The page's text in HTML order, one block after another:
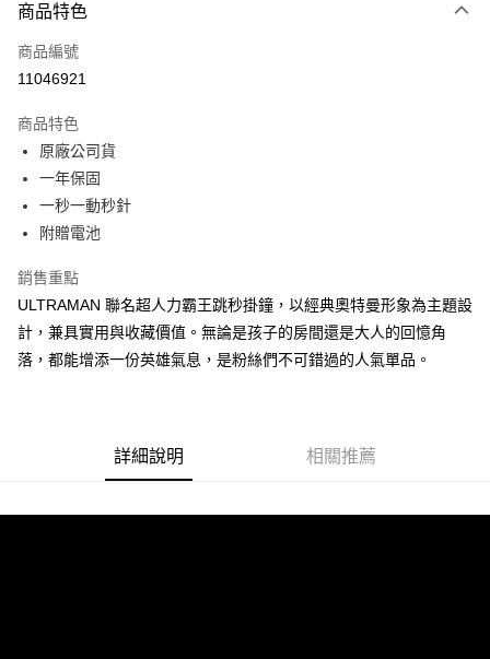
信用卡一次付款
LINE Pay
街口支付
悠遊付
Google Pay
ATM付款
宅配
商品特色
商品編號
11046921
商品特色
原廠公司貨
一年保固
一秒一動秒針
附贈電池
銷售重點
ULTRAMAN 聯名超人力霸王跳秒掛鐘，以經典奧特曼形象為主題設
計，兼具實用與收藏價值。無論是孩子的房間還是大人的回憶角
落，都能增添一份英雄氣息，是粉絲們不可錯過的人氣單品。
詳細說明 相關推薦